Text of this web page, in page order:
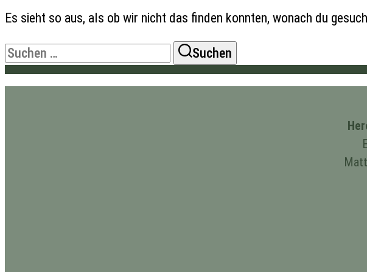
Es sieht so aus, als ob wir nicht das finden konnten, wonach du
Suchen
nach:
Suchen